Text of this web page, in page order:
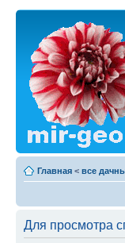
Главная < все
Для просмотра